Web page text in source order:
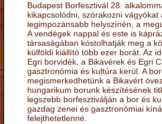
Budapest Borfesztivál 28.
kikapcsolódni, szórakozni vágyókat
legimpozánsabb helyszínén, a
A vendégek nappal és este is
társaságában kóstolhatják meg a
külföldi kiállító több ezer borát. Az
Egri borvidék, a Bikavérek és Egri
gasztronómia és kultúra kerül. A
megismerkedhetünk a Bikavért
hungarikum borunk készítésének
legszebb borfesztiválján a bor és
gazdag zenei és gasztronómiai
felejthetetlenné.